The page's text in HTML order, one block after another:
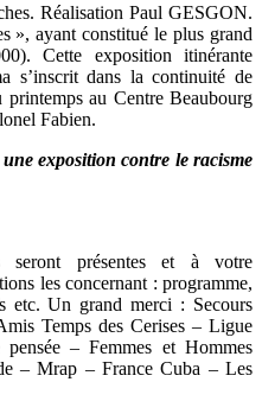
Réalisation Paul GESGON.
», ayant constitué le plus grand
Cette exposition itinérante
s’inscrit dans la continuité de
printemps au Centre Beaubourg
Fabien.
exposition contre le racisme
seront présentes et à votre
les concernant : programme,
etc. Un grand merci : Secours
Temps des Cerises – Ligue
– Femmes et Hommes
– Mrap – France Cuba – Les